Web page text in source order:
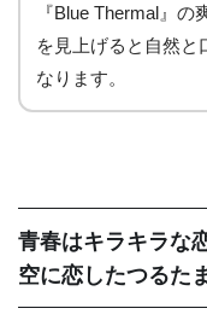
『Blue Thermal』
を見上げると自然と
なります。
青春はキラキラな
空に恋したつるた